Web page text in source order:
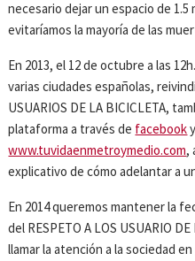
necesario dejar un espacio de
evitaríamos la mayoría de las
En 2013, el 12 de octubre a las
varias ciudades españolas,
USUARIOS DE LA BICICLETA,
plataforma a través de facebook
www.tuvidaenmetroymedio.com,
explicativo de cómo adelantar a
En 2014 queremos mantener la
del RESPETO A LOS USUARIO
llamar la atención a la sociedad